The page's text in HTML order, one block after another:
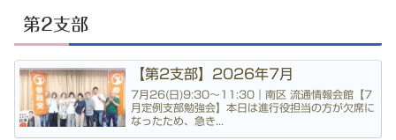
第2支部
【第2支部】2026年7月
7月26(日)9:30〜11:30｜南区 流通情報会館【7
月定例支部勉強会】本日は進行役担当の方が欠席に
なったため、急き...